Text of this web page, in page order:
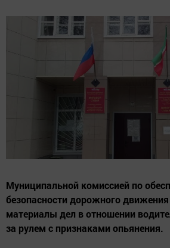
Муниципальной комиссией по
безопасности дорожного
материалы дел в отношении
за рулем с признаками опьянения.